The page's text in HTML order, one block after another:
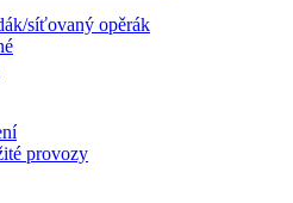
síťovaný opěrák
provozy